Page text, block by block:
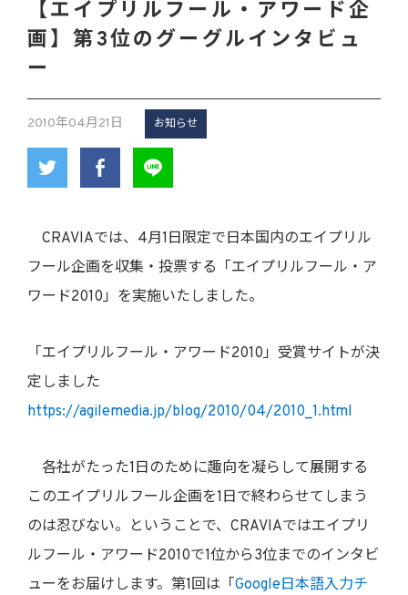
【エイプリルフール・アワード企
画】第3位のグーグルインタビュ
ー
2010年04月21日 お知らせ
CRAVIAでは、4月1日限定で日本国内のエイプリル
フール企画を収集・投票する「エイプリルフール・ア
ワード2010」を実施いたしました。
「エイプリルフール・アワード2010」受賞サイトが決
定しました
https://agilemedia.jp/blog/2010/04/2010_1.html
各社がたった1日のために趣向を凝らして展開する
このエイプリルフール企画を1日で終わらせてしまう
のは忍びない。ということで、CRAVIAではエイプリ
ルフール・アワード2010で1位から3位までのインタビ
ューをお届けします。第1回は「 Google日本語入力チ